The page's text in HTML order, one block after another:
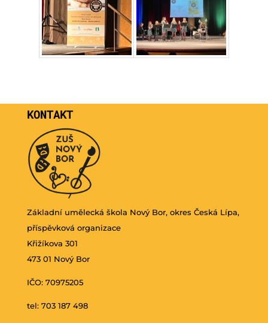
KONTAKT
Základní umělecká škola Nový Bor, okres Česká Lípa,
příspěvková organizace
Křižíkova 301
473 01 Nový Bor
IČO: 70975205
tel: 703 187 498